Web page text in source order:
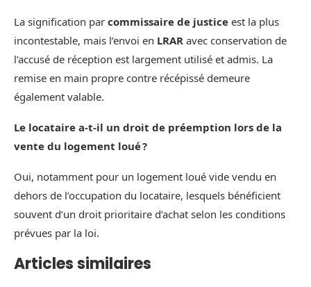
La signification par commissaire de justice est la plus
incontestable, mais l’envoi en LRAR avec conservation de
l’accusé de réception est largement utilisé et admis. La
remise en main propre contre récépissé demeure
également valable.
Le locataire a-t-il un droit de préemption lors de la
vente du logement loué ?
Oui, notamment pour un logement loué vide vendu en
dehors de l’occupation du locataire, lesquels bénéficient
souvent d’un droit prioritaire d’achat selon les conditions
prévues par la loi.
Articles similaires